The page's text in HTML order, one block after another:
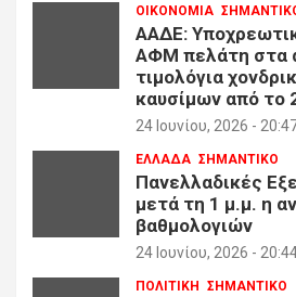
ΟΙΚΟΝΟΜΙΑ
ΑΑΔΕ:
ΑΦΜ πελάτη στα
τιμολόγια
καυσίμων από το
24 Ιουνίου, 2026 -
ΕΛΛΑΔΑ ΣΗΜΑΝΤΙΚΟ
Πανελλαδικές
μετά τη 1 μ.μ. η
βαθμολογιών
24 Ιουνίου, 2026 -
ΠΟΛΙΤΙΚΗ ΣΗΜΑΝΤΙΚΟ